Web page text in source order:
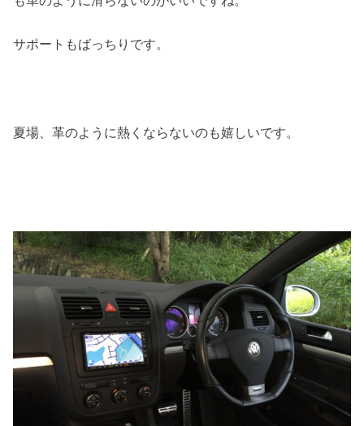
サポートもばっちりです。
夏場、革のように熱くならないのも嬉しいです。